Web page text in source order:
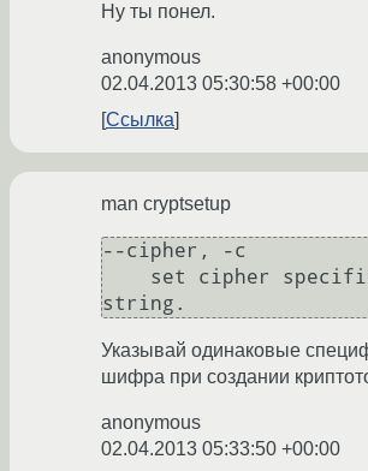
Ну ты понел.
anonymous
02.04.2013 05:30:58 +00:00
Ссылка
man cryptsetup
--cipher, -c
string.
Указывай одинаковые
шифра при создании
anonymous
02.04.2013 05:33:50 +00:00